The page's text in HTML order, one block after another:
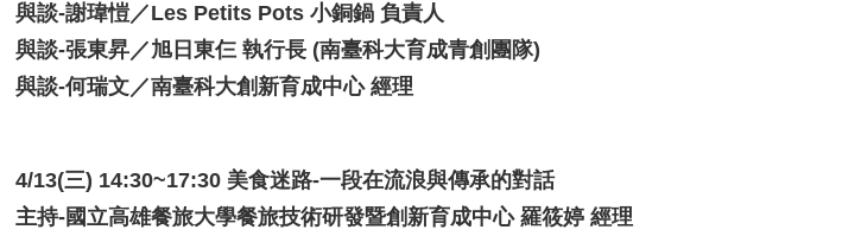
與談-謝瑋愷／Les Petits Pots 小銅鍋 負責人
與談-張東昇／旭日東仨 執行長 (南臺科大育成青創團隊)
與談-何瑞文／南臺科大創新育成中心 經理
4/13(三) 14:30~17:30 美食迷路-一段在流浪與傳承的對話
主持-國立高雄餐旅大學餐旅技術研發暨創新育成中心 羅筱婷 經理